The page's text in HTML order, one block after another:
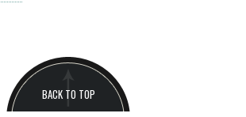
BACK TO TOP